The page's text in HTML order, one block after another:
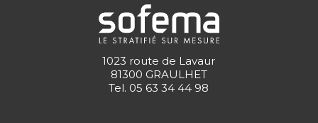
1023 route de Lavaur
81300 GRAULHET
Tel. 05 63 34 44 98